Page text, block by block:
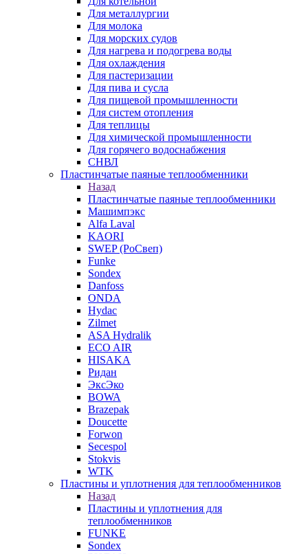
Для металлургии
Для молока
Для морских судов
Для нагрева и подогрева воды
Для охлаждения
Для пастеризации
Для пива и сусла
Для пищевой промышленности
Для систем отопления
Для теплицы
Для химической промышленности
Для горячего водоснабжения
СНВЛ
Пластинчатые паяные теплообменники
Назад
Пластинчатые паяные теплообменники
Машимпэкс
Alfa Laval
KAORI
SWEP (РоСвеп)
Funke
Sondex
Danfoss
ONDA
Hydac
Zilmet
ASA Hydralik
ECO AIR
HISAKA
Ридан
ЭксЭко
BOWA
Brazepak
Doucette
Forwon
Secespol
Stokvis
WTK
Пластины и уплотнения для теплообменников
Назад
Пластины и уплотнения для
теплообменников
FUNKE
Sondex